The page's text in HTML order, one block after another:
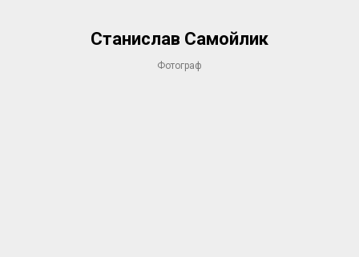
Станислав Самойлик
Фотограф